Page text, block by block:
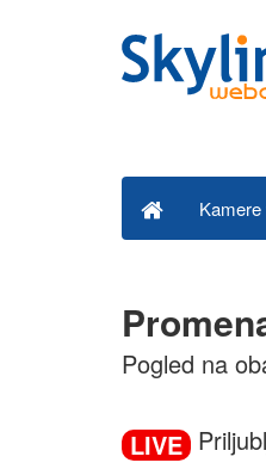
Pogled na
LIVE